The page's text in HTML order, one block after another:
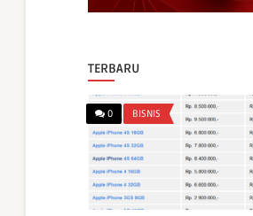
TERBARU
0 BISNIS